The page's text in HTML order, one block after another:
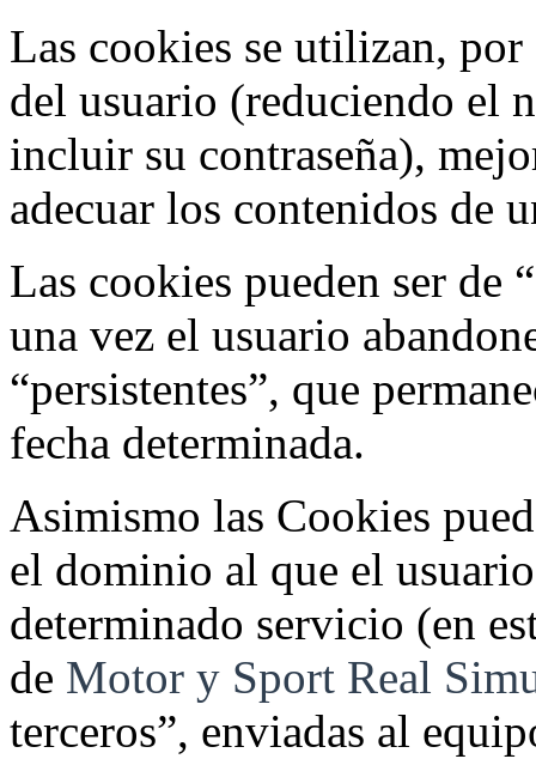
Las cookies se utilizan,
del usuario (reduciendo el
incluir su contraseña),
adecuar los contenidos de
Las cookies pueden ser de
una vez el usuario
“persistentes”, que
fecha determinada.
Asimismo las Cookies
el dominio al que el
determinado servicio (en
de Motor y Sport Real
terceros”, enviadas al